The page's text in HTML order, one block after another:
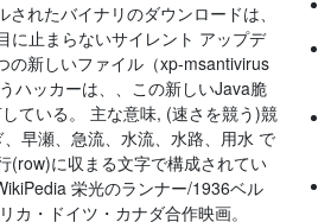
れたバイナリのダウンロードは、
に止まらないサイレント アップデ
の新しいファイル（xp-msantivirus
ハッカーは、、この新しいJava脆
ている。 主な意味, (速さを競う)競
早瀬、急流、水流、水路、用水 で
(row)に収まる文字で構成されてい
栄光のランナー/1936ベル
・ドイツ・カナダ合作映画。